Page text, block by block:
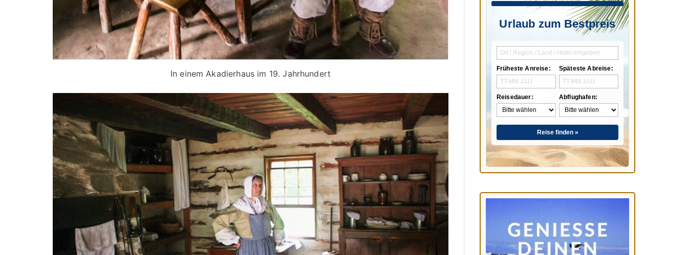
In einem Akadierhaus im 19. Jahrhundert
Urlaub zum Bestpreis
Früheste Anreise:
Reisedauer:
Späteste Abreise:
Abflughafen:
Reise finden »